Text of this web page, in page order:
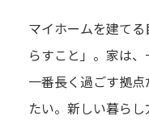
マイホームを建て
らすこと」。家は
一番長く過ごす拠
たい。新しい暮ら